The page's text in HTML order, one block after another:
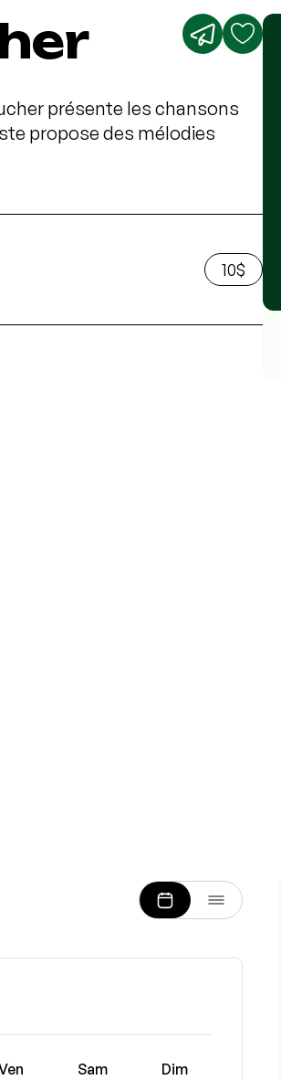
présente les chansons
propose des mélodies
10$
Sam Dim